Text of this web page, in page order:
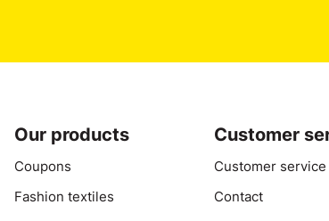
Our products
Coupons
Fashion textiles
Customer
Customer service
Contact